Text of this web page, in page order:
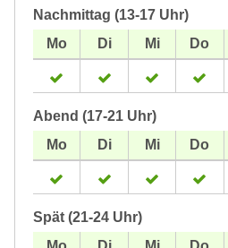
Nachmittag (13-17 Uhr)
Abend (17-21 Uhr)
Spät (21-24 Uhr)